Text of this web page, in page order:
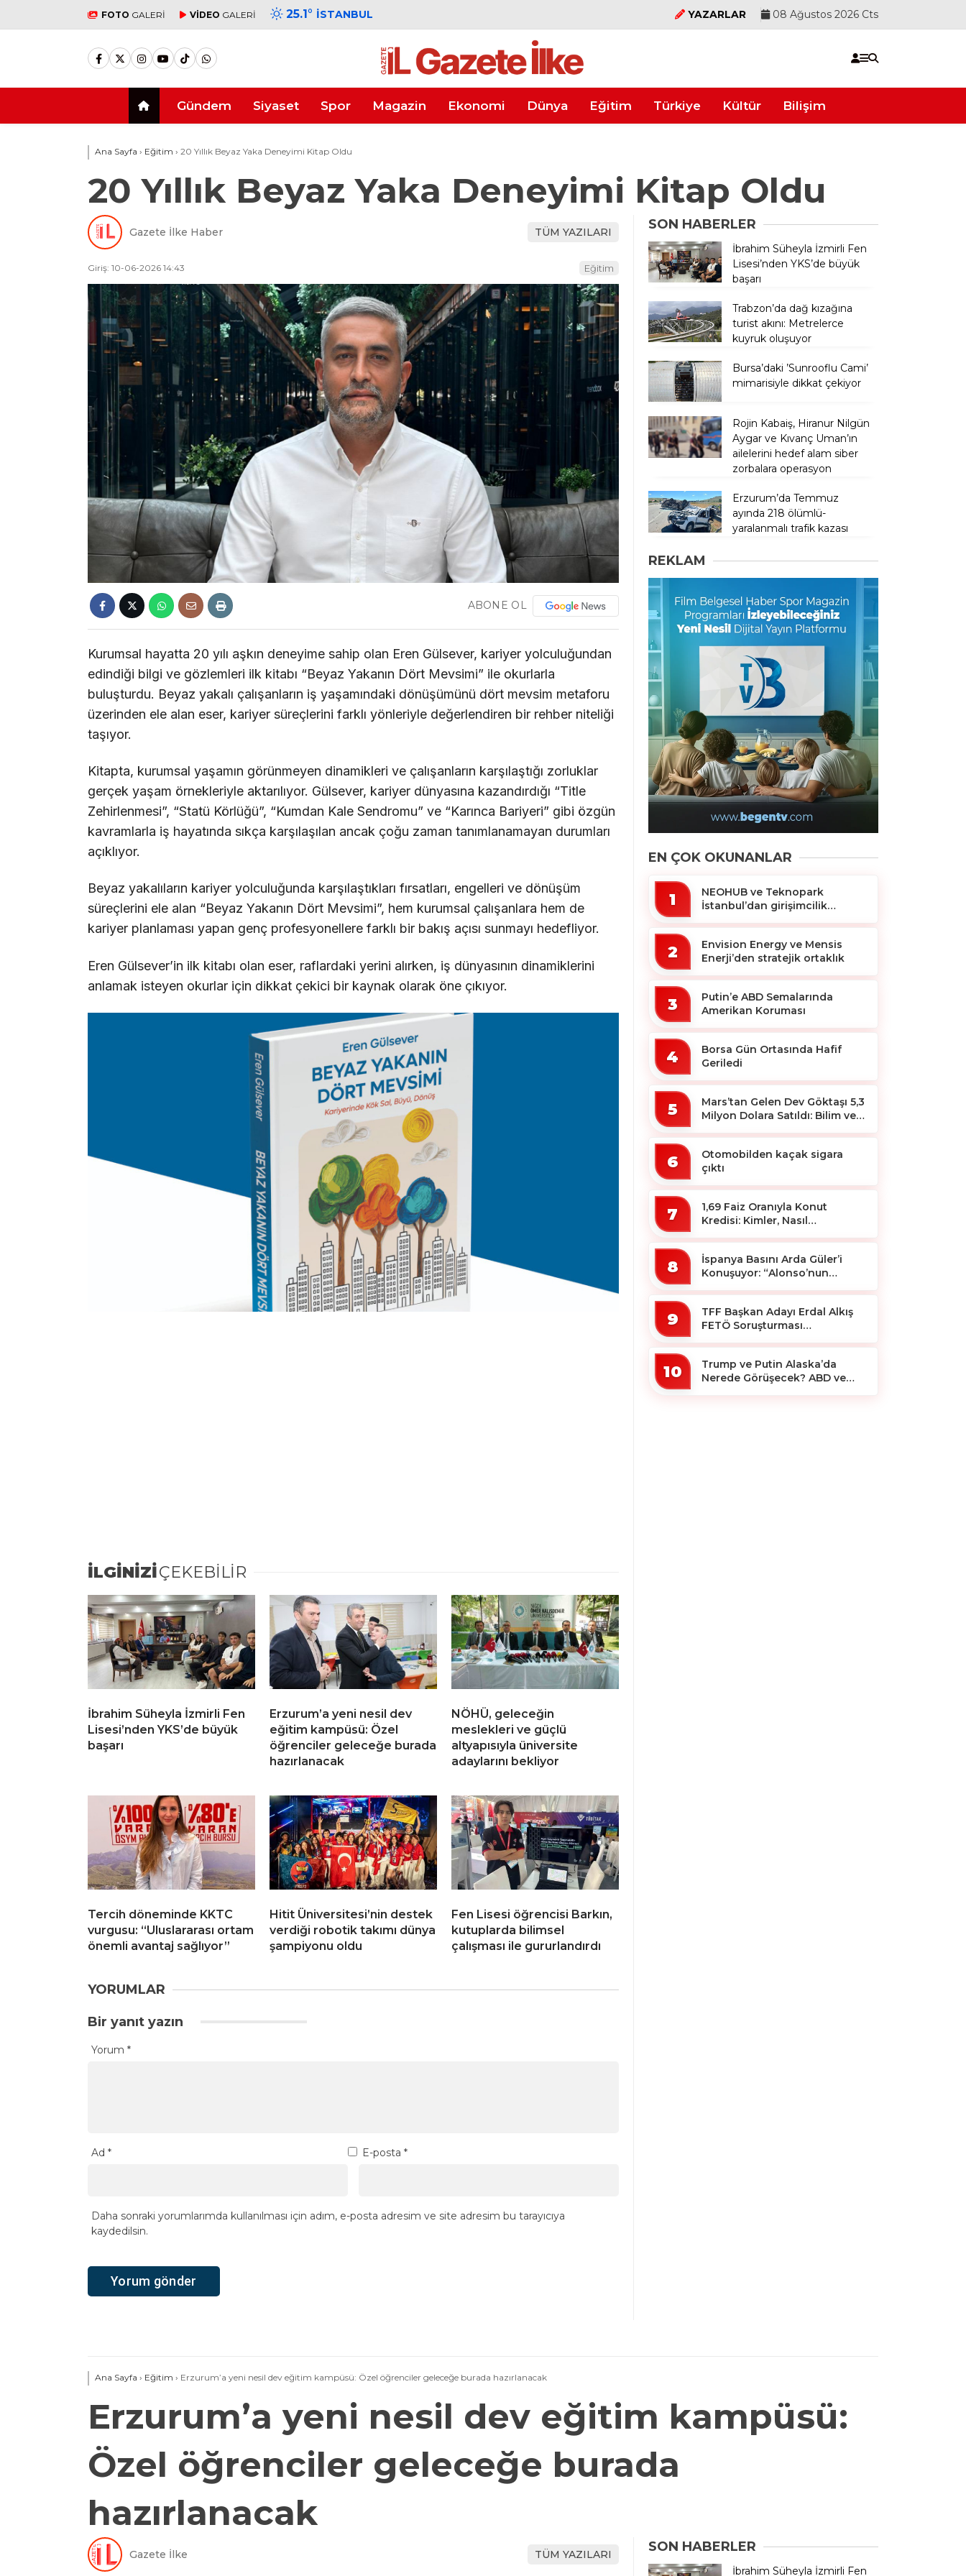
FOTO GALERİ VİDEO GALERİ 25.1° İSTANBUL YAZARLAR 08 Ağustos 2026 Cts
Gündem Siyaset Spor Magazin Ekonomi Dünya Eğitim Türkiye Kültür Bilişim
Ana Sayfa › Eğitim › 20 Yıllık Beyaz Yaka Deneyimi Kitap Oldu
20 Yıllık Beyaz Yaka Deneyimi Kitap Oldu
Gazete İlke Haber TÜM YAZILARI
Giriş: 10-06-2026 14:43 Eğitim
ABONE OL
Kurumsal hayatta 20 yılı aşkın deneyime sahip olan Eren Gülsever, kariyer yolculuğundan
edindiği bilgi ve gözlemleri ilk kitabı “Beyaz Yakanın Dört Mevsimi” ile okurlarla
buluşturdu. Beyaz yakalı çalışanların iş yaşamındaki dönüşümünü dört mevsim metaforu
üzerinden ele alan eser, kariyer süreçlerini farklı yönleriyle değerlendiren bir rehber niteliği
taşıyor.
Kitapta, kurumsal yaşamın görünmeyen dinamikleri ve çalışanların karşılaştığı zorluklar
gerçek yaşam örnekleriyle aktarılıyor. Gülsever, kariyer dünyasına kazandırdığı “Title
Zehirlenmesi”, “Statü Körlüğü”, “Kumdan Kale Sendromu” ve “Karınca Bariyeri” gibi özgün
kavramlarla iş hayatında sıkça karşılaşılan ancak çoğu zaman tanımlanamayan durumları
açıklıyor.
Beyaz yakalıların kariyer yolculuğunda karşılaştıkları fırsatları, engelleri ve dönüşüm
süreçlerini ele alan “Beyaz Yakanın Dört Mevsimi”, hem kurumsal çalışanlara hem de
kariyer planlaması yapan genç profesyonellere farklı bir bakış açısı sunmayı hedefliyor.
Eren Gülsever’in ilk kitabı olan eser, raflardaki yerini alırken, iş dünyasının dinamiklerini
anlamak isteyen okurlar için dikkat çekici bir kaynak olarak öne çıkıyor.
İLGİNİZİÇEKEBİLİR
İbrahim Süheyla İzmirli Fen
Lisesi’nden YKS’de büyük
başarı
Erzurum’a yeni nesil dev
eğitim kampüsü: Özel
öğrenciler geleceğe burada
hazırlanacak
NÖHÜ, geleceğin
meslekleri ve güçlü
altyapısıyla üniversite
adaylarını bekliyor
Tercih döneminde KKTC
vurgusu: “Uluslararası ortam
önemli avantaj sağlıyor”
Hitit Üniversitesi’nin destek
verdiği robotik takımı dünya
şampiyonu oldu
Fen Lisesi öğrencisi Barkın,
kutuplarda bilimsel
çalışması ile gururlandırdı
YORUMLAR
Bir yanıt yazın
Yorum *
Ad * E-posta *
Daha sonraki yorumlarımda kullanılması için adım, e-posta adresim ve site adresim bu tarayıcıya
kaydedilsin.
SON HABERLER
İbrahim Süheyla İzmirli Fen
Lisesi’nden YKS’de büyük
başarı
Trabzon’da dağ kızağına
turist akını: Metrelerce
kuyruk oluşuyor
Bursa’daki ’Sunrooflu Cami’
mimarisiyle dikkat çekiyor
Rojin Kabaiş, Hiranur Nilgün
Aygar ve Kıvanç Uman’ın
ailelerini hedef alam siber
zorbalara operasyon
Erzurum’da Temmuz
ayında 218 ölümlü-
yaralanmalı trafik kazası
REKLAM
EN ÇOK OKUNANLAR
1
NEOHUB ve Teknopark
İstanbul’dan girişimcilik
2
Envision Energy ve Mensis
Enerji’den stratejik ortaklık
3
Putin’e ABD Semalarında
Amerikan Koruması
4
Borsa Gün Ortasında Hafif
Geriledi
5
Mars’tan Gelen Dev Göktaşı 5,3
Milyon Dolara Satıldı: Bilim ve
6
Otomobilden kaçak sigara
çıktı
7
1,69 Faiz Oranıyla Konut
Kredisi: Kimler, Nasıl
8
İspanya Basını Arda Güler’i
Konuşuyor: “Alonso’nun
9
TFF Başkan Adayı Erdal Alkış
FETÖ Soruşturması
10
Trump ve Putin Alaska’da
Nerede Görüşecek? ABD ve
Ana Sayfa › Eğitim › Erzurum’a yeni nesil dev eğitim kampüsü: Özel öğrenciler geleceğe burada hazırlanacak
Erzurum’a yeni nesil dev eğitim kampüsü:
Özel öğrenciler geleceğe burada
hazırlanacak
Gazete İlke TÜM YAZILARI SON HABERLER
İbrahim Süheyla İzmirli Fen